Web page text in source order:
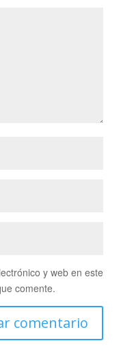
y web en este
comente.